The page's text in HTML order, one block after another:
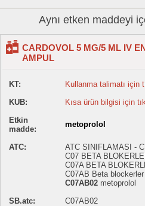
Aynı etken maddeyi
CARDOVOL 5 MG/5 ML IV
AMPUL
KT:
Kullanma talimatı için
KUB:
Kısa ürün bilgisi için
Etkin
madde:
metoprolol
ATC:
ATC SINIFLAMASI -
C07 BETA
C07A BETA
C07AB Beta
C07AB02 metoprolol
SB.atc:
C07AB02